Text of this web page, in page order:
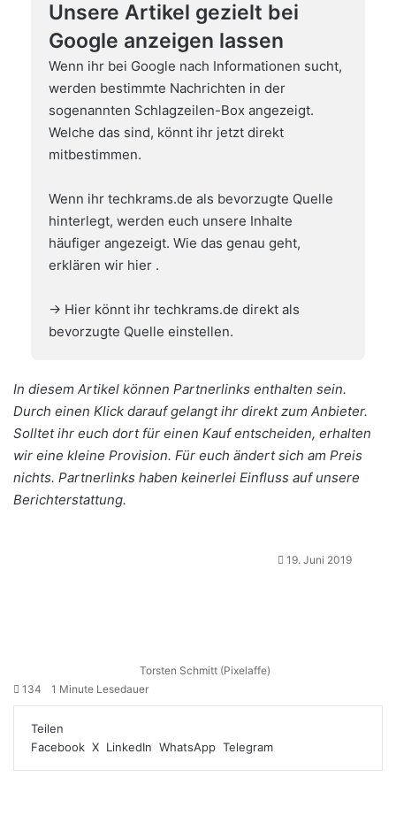
Unsere Artikel gezielt bei
Google anzeigen lassen
Wenn ihr bei Google nach Informationen sucht,
werden bestimmte Nachrichten in der
sogenannten Schlagzeilen-Box angezeigt.
Welche das sind, könnt ihr jetzt direkt
mitbestimmen.
Wenn ihr techkrams.de als bevorzugte Quelle
hinterlegt, werden euch unsere Inhalte
häufiger angezeigt. Wie das genau geht,
erklären wir hier .
→ Hier könnt ihr techkrams.de direkt als
bevorzugte Quelle einstellen.
In diesem Artikel können Partnerlinks enthalten sein.
Durch einen Klick darauf gelangt ihr direkt zum Anbieter.
Solltet ihr euch dort für einen Kauf entscheiden, erhalten
wir eine kleine Provision. Für euch ändert sich am Preis
nichts. Partnerlinks haben keinerlei Einfluss auf unsere
Berichterstattung.
Torsten Schmitt (Pixelaffe)
19. Juni 2019
134 1 Minute Lesedauer
Teilen
Facebook X LinkedIn WhatsApp Telegram